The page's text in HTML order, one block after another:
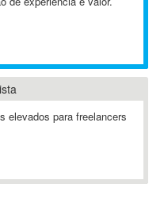
elevados para freelancers